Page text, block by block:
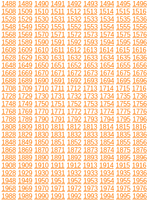
1488 1489 1490 1491 1492 1493 1494 1495 1496
1508 1509 1510 1511 1512 1513 1514 1515 1516
1528 1529 1530 1531 1532 1533 1534 1535 1536
1548 1549 1550 1551 1552 1553 1554 1555 1556
1568 1569 1570 1571 1572 1573 1574 1575 1576
1588 1589 1590 1591 1592 1593 1594 1595 1596
1608 1609 1610 1611 1612 1613 1614 1615 1616
1628 1629 1630 1631 1632 1633 1634 1635 1636
1648 1649 1650 1651 1652 1653 1654 1655 1656
1668 1669 1670 1671 1672 1673 1674 1675 1676
1688 1689 1690 1691 1692 1693 1694 1695 1696
1708 1709 1710 1711 1712 1713 1714 1715 1716
1728 1729 1730 1731 1732 1733 1734 1735 1736
1748 1749 1750 1751 1752 1753 1754 1755 1756
1768 1769 1770 1771 1772 1773 1774 1775 1776
1788 1789 1790 1791 1792 1793 1794 1795 1796
1808 1809 1810 1811 1812 1813 1814 1815 1816
1828 1829 1830 1831 1832 1833 1834 1835 1836
1848 1849 1850 1851 1852 1853 1854 1855 1856
1868 1869 1870 1871 1872 1873 1874 1875 1876
1888 1889 1890 1891 1892 1893 1894 1895 1896
1908 1909 1910 1911 1912 1913 1914 1915 1916
1928 1929 1930 1931 1932 1933 1934 1935 1936
1948 1949 1950 1951 1952 1953 1954 1955 1956
1968 1969 1970 1971 1972 1973 1974 1975 1976
1988 1989 1990 1991 1992 1993 1994 1995 1996